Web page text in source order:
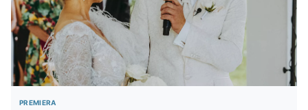
PREMIERA